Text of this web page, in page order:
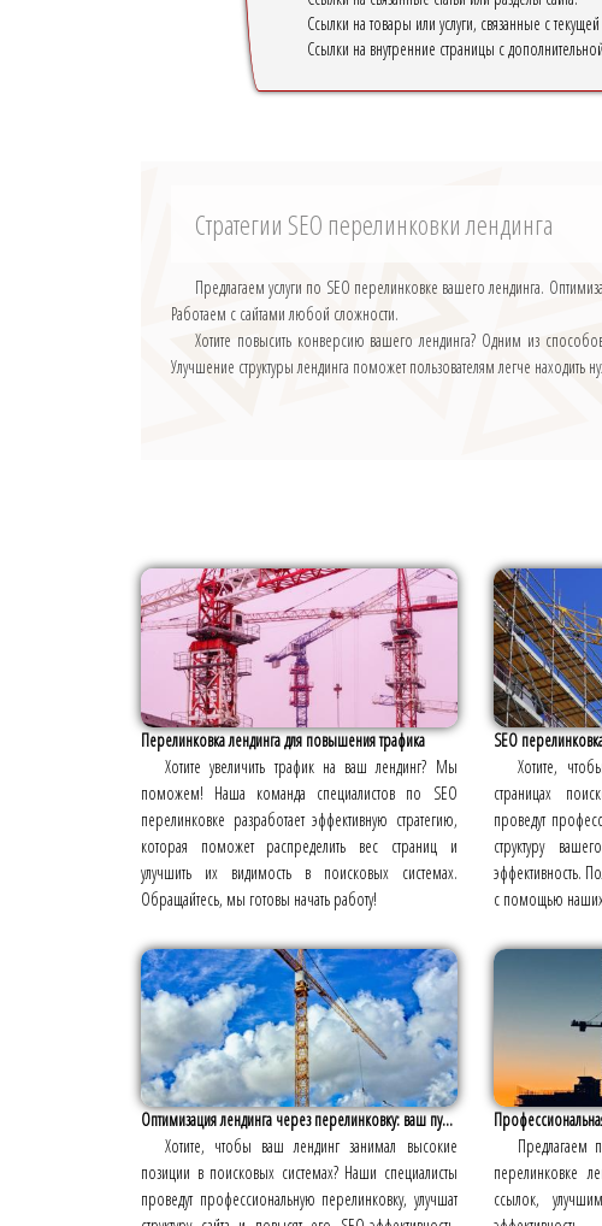
Ссылки на товары или услуги, связанные с
Ссылки на внутренние страницы с
Стратегии SEO перелинковки лендинга
Предлагаем услуги по SEO перелинковке вашего лендинга.
Работаем с сайтами любой сложности.
Хотите повысить конверсию вашего лендинга? Одним из
Улучшение структуры лендинга поможет пользователям легче
Перелинковка лендинга для повышения трафика
Хотите увеличить трафик на ваш лендинг? Мы
поможем! Наша команда специалистов по SEO
перелинковке разработает эффективную стратегию,
которая поможет распределить вес страниц и
улучшить их видимость в поисковых системах.
Обращайтесь, мы готовы начать работу!
SEO
Хотите,
страницах
проведут
структуру
эффективность.
с помощью наших
Оптимизация лендинга через перелинковку: ваш пу...
Хотите, чтобы ваш лендинг занимал высокие
позиции в поисковых системах? Наши специалисты
проведут профессиональную перелинковку, улучшат
Предлагаем
перелинковке
ссылок,